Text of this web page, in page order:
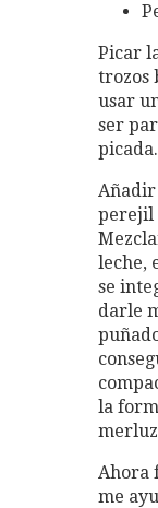
Picar
trozos
usar
ser
picada.
Añadir
perejil
leche,
se
darle
la
Ahora
me